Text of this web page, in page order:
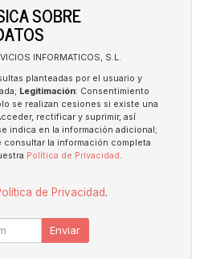
SOBRE
INFORMATICOS, S.L.
planteadas por el usuario y
Legitimación: Consentimiento
se realizan cesiones si existe una
rectificar y suprimir, así
indica en la información adicional;
consultar la información completa
Política de Privacidad .
de Privacidad.
Enviar